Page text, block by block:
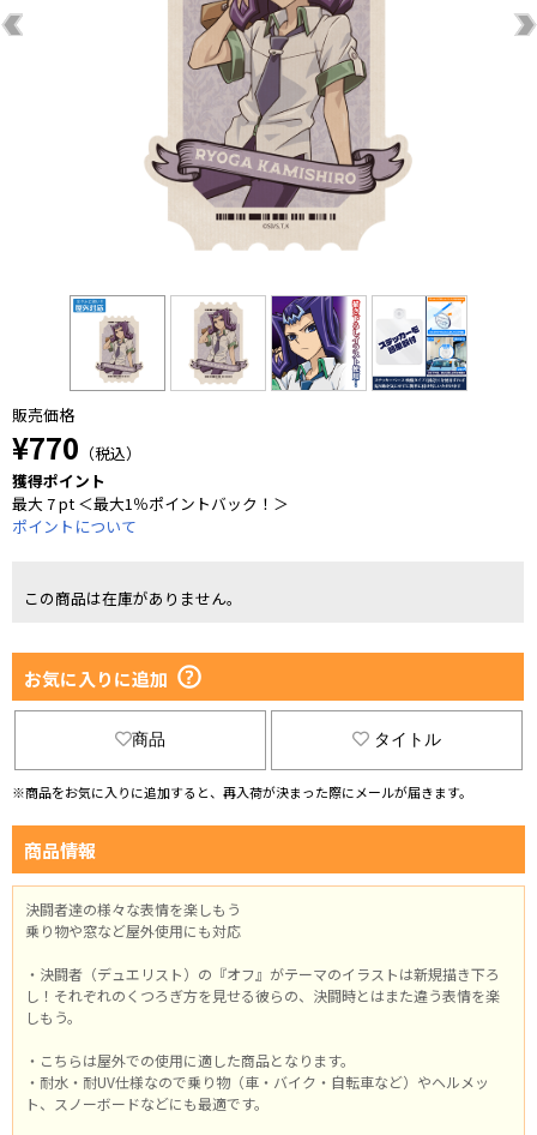
販売価格
¥770 （税込）
獲得ポイント
最大 7 pt ＜最大1％ポイントバック！＞
ポイントについて
この商品は在庫がありません。
お気に入りに追加
商品 タイトル
※商品をお気に入りに追加すると、再入荷が決まった際にメールが届きます。
商品情報
決闘者達の様々な表情を楽しもう
乗り物や窓など屋外使用にも対応
・決闘者（デュエリスト）の『オフ』がテーマのイラストは新規描き下ろ
し！それぞれのくつろぎ方を見せる彼らの、決闘時とはまた違う表情を楽
しもう。
・こちらは屋外での使用に適した商品となります。
・耐水・耐UV仕様なので乗り物（車・バイク・自転車など）やヘルメッ
ト、スノーボードなどにも最適です。